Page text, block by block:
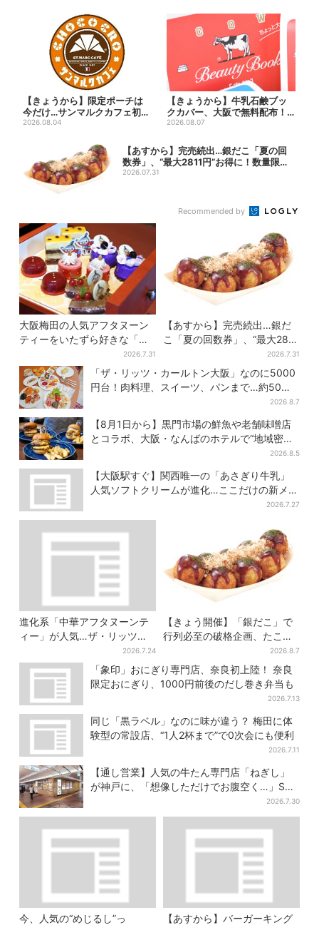
【きょうから】限定ポーチは
今だけ…サンマルクカフェ初の
「夏福袋」、実質無料でレア...
2026.08.04
【きょうから】牛乳石鹸ブッ
クカバー、大阪で無料配布！
先着1000名に「牛のカー...
2026.08.07
【あすから】完売続出…銀だこ「夏の回
数券」、“最大2811円”お得に！数量限定
で
2026.07.31
Recommended by
大阪梅田の人気アフタヌーン
ティーをいたずら好きな「リ
トルミイ」がジャック！「ム
ーミン」たちとバカンスへ
2026.7.31
【あすから】完売続出…銀だ
こ「夏の回数券」、“最大2811
2026.7.31
「ザ・リッツ・カールトン大阪」なのに5000
円台！肉料理、スイーツ、パンまで…約50種
2026.8.7
【8月1日から】黒門市場の鮮魚や老舗味噌店
とコラボ、大阪・なんばのホテルで“地域密
2026.8.5
【大阪駅すぐ】関西唯一の「あさぎり牛乳」
人気ソフトクリームが進化…ここだけの新メニ
2026.7.27
進化系「中華アフタヌーンテ
ィー」が人気…ザ・リッツ・
カールトン大阪でも、8月末ま
で開催
2026.7.24
【きょう開催】「銀だこ」で
行列必至の破格企画、たこ焼
き1舟が88円に「今年こそ…」
2026.8.7
「象印」おにぎり専門店、奈良初上陸！ 奈良
限定おにぎり、1000円前後のだし巻き弁当も
2026.7.13
同じ「黒ラベル」なのに味が違う？ 梅田に体
験型の常設店、“1人2杯まで”で0次会にも便利
2026.7.11
【通し営業】人気の牛たん専門店「ねぎし」
が神戸に、「想像しただけでお腹空く…」SNS
2026.7.30
今、人気の“めじるし”っ
【あすから】バーガーキング